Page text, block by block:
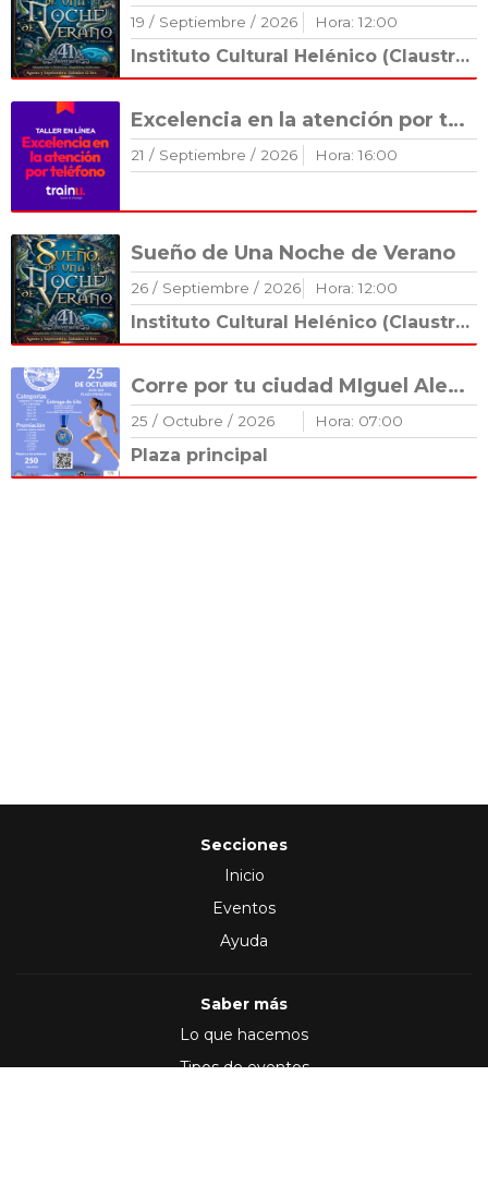
19 / Septiembre / 2026 Hora: 12:00
Instituto Cultural Helénico (Claustro Románico)
Excelencia en la atención por teléfono
21 / Septiembre / 2026 Hora: 16:00
Sueño de Una Noche de Verano
26 / Septiembre / 2026 Hora: 12:00
Instituto Cultural Helénico (Claustro Románico)
Corre por tu ciudad MIguel Alemán
25 / Octubre / 2026 Hora: 07:00
Plaza principal
Secciones
Inicio
Eventos
Ayuda
Saber más
Lo que hacemos
Tipos de eventos